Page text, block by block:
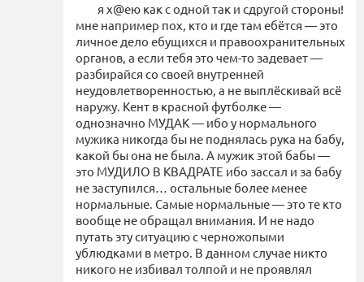
я х@ею как с одной так и сдругой стороны!
мне например пох, кто и где там ебётся — это
личное дело ебущихся и правоохранительных
органов, а если тебя это чем-то задевает —
разбирайся со своей внутренней
неудовлетворенностью, а не выплёскивай всё
наружу. Кент в красной футболке —
однозначно МУДАК — ибо у нормального
мужика никогда бы не поднялась рука на бабу,
какой бы она не была. А мужик этой бабы —
это МУДИЛО В КВАДРАТЕ ибо зассал и за бабу
не заступился… остальные более менее
нормальные. Самые нормальные — это те кто
вообще не обращал внимания. И не надо
путать эту ситуацию с черножопыми
ублюдками в метро. В данном случае никто
никого не избивал толпой и не проявлял